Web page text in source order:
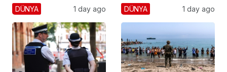
Yaklaştı!
DÜNYA 1 day ago
Cumhuriyetçilere
DÜNYA 1 day ago